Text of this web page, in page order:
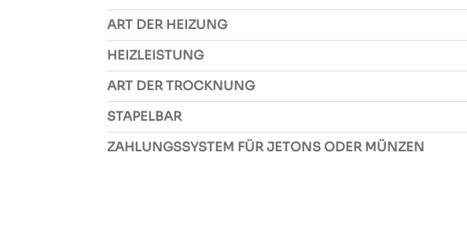
ART DER HEIZUNG
HEIZLEISTUNG
ART DER TROCKNUNG
STAPELBAR
ZAHLUNGSSYSTEM FÜR JETONS ODER MÜNZEN